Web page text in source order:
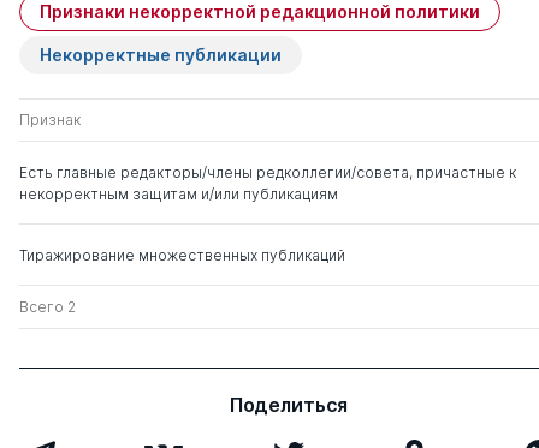
Подымова Людмила
Степановна
д. пед.н. 0 1
Тоневицкий Александр
Григорьевич
Карпов Анатолий
Викторович
д. псих.н.
Признаки некорректной редакционной политики
Некорректные публикации
Признак
Есть главные редакторы/члены редколлегии/совета, причастные к
некорректным защитам и/или публикациям
Тиражирование множественных публикаций
Всего 2
Поделиться